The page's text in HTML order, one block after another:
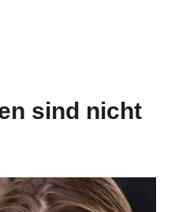
sind nicht